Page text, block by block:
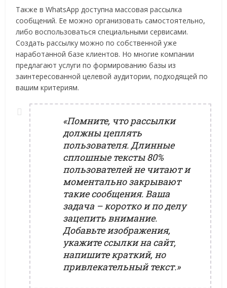
Также в WhatsApp доступна массовая рассылка
сообщений. Ее можно организовать самостоятельно,
либо воспользоваться специальными сервисами.
Создать рассылку можно по собственной уже
наработанной базе клиентов. Но многие компании
предлагают услуги по формированию базы из
заинтересованной целевой аудитории, подходящей по
вашим критериям.
«Помните, что рассылки
должны цеплять
пользователя. Длинные
сплошные тексты 80%
пользователей не читают и
моментально закрывают
такие сообщения. Ваша
задача – коротко и по делу
зацепить внимание.
Добавьте изображения,
укажите ссылки на сайт,
напишите краткий, но
привлекательный текст.»